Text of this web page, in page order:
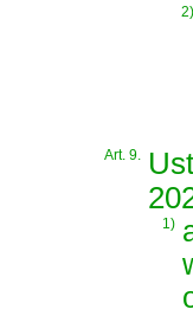
2)
Art. 9.
1)